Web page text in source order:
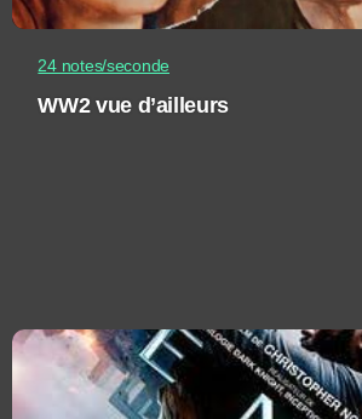
24 notes/seconde
WW2 vue d’ailleurs